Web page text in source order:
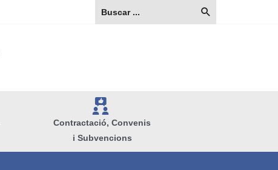
V
Contractació, Convenis
i Subvencions